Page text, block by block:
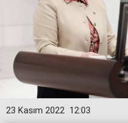
12:03
23 Kasım 2022